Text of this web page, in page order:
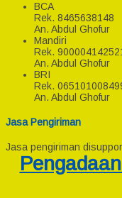
BCA
Rek. 8465638148
An. Abdul Ghofur
Mandiri
Rek.
An. Abdul Ghofur
BRI
Rek.
An. Abdul Ghofur
Jasa Pengiriman
Jasa pengiriman